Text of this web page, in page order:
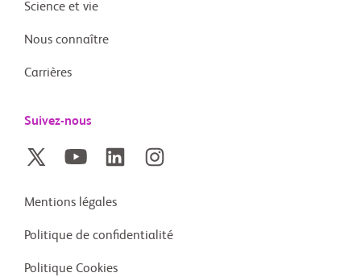
Science et vie
Nous connaître
Carrières
Suivez-nous
Mentions légales
Politique de confidentialité
Politique Cookies